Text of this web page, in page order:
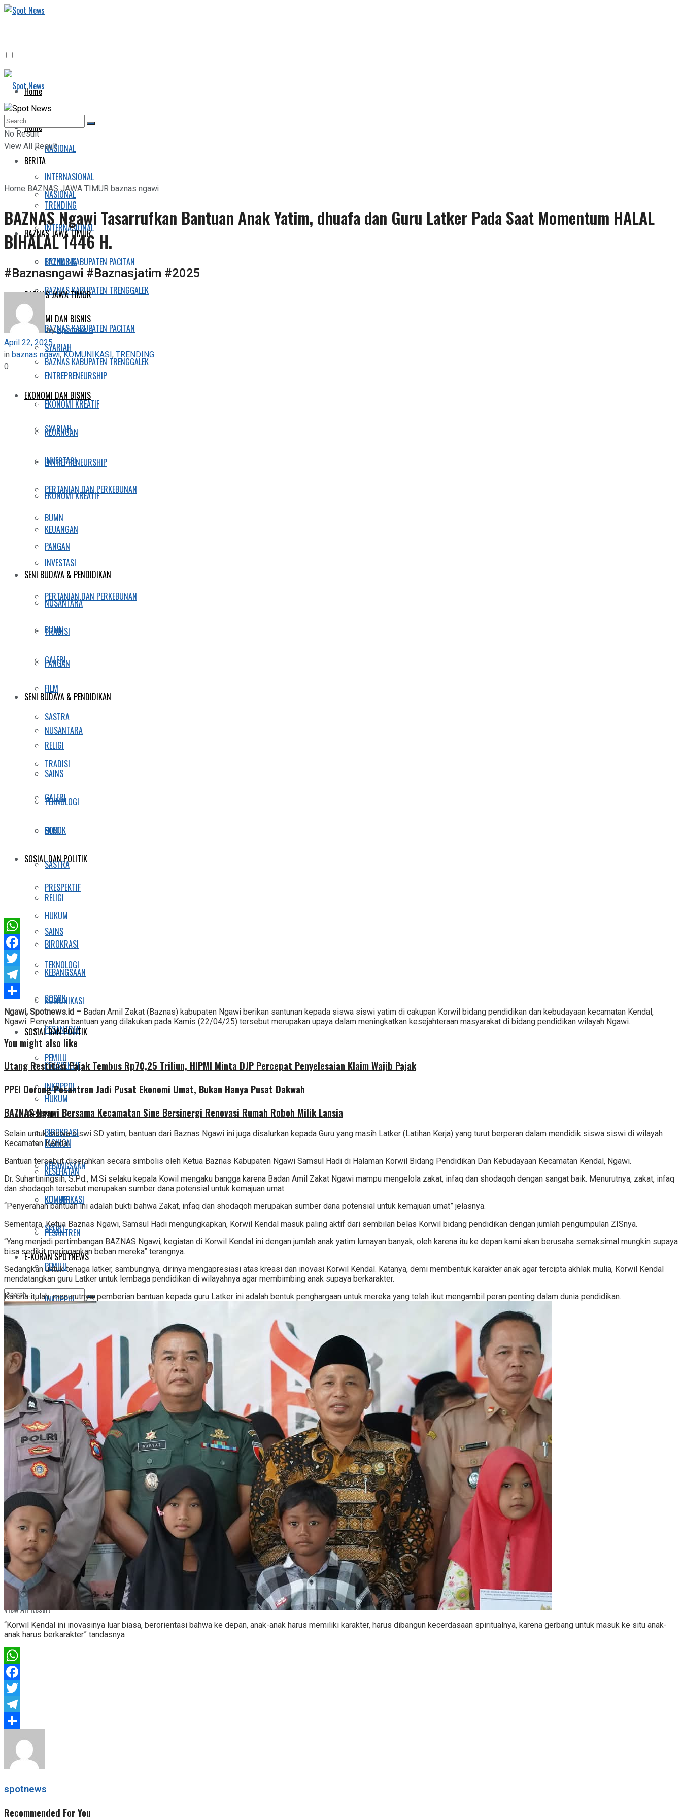
Home
BERITA
NASIONAL
INTERNASIONAL
TRENDING
BAZNAS JAWA TIMUR
BAZNAS KABUPATEN PACITAN
BAZNAS KABUPATEN TRENGGALEK
EKONOMI DAN BISNIS
SYARIAH
ENTREPRENEURSHIP
EKONOMI KREATIF
KEUANGAN
INVESTASI
PERTANIAN DAN PERKEBUNAN
BUMN
PANGAN
SENI BUDAYA & PENDIDIKAN
NUSANTARA
TRADISI
GALERI
FILM
SASTRA
RELIGI
SAINS
TEKNOLOGI
SOSOK
SOSIAL DAN POLITIK
PRESPEKTIF
HUKUM
BIROKRASI
KEBANGSAAN
KOMUNIKASI
PESANTREN
PEMILU
INKOPPOL
LIFESTYLE
FASHION
KESEHATAN
KULINER
SPORT
E-KORAN SPOTNEWS
No Result
View All Result
Home
BERITA
NASIONAL
INTERNASIONAL
TRENDING
BAZNAS JAWA TIMUR
BAZNAS KABUPATEN PACITAN
BAZNAS KABUPATEN TRENGGALEK
EKONOMI DAN BISNIS
SYARIAH
ENTREPRENEURSHIP
EKONOMI KREATIF
KEUANGAN
INVESTASI
PERTANIAN DAN PERKEBUNAN
BUMN
PANGAN
SENI BUDAYA & PENDIDIKAN
NUSANTARA
TRADISI
GALERI
FILM
SASTRA
RELIGI
SAINS
TEKNOLOGI
SOSOK
SOSIAL DAN POLITIK
PRESPEKTIF
HUKUM
BIROKRASI
KEBANGSAAN
KOMUNIKASI
PESANTREN
PEMILU
INKOPPOL
LIFESTYLE
KESEHATAN
KULINER
SPORT
E-KORAN SPOTNEWS
No Result
View All Result
No Result
View All Result
HomeBAZNAS JAWA TIMURbaznas ngawi
BAZNAS Ngawi Tasarrufkan Bantuan Anak Yatim, dhuafa dan Guru Latker Pada Saat Momentum HALAL
BIHALAL 1446 H.
#Baznasngawi #Baznasjatim #2025
byspotnews
April 22, 2025
inbaznas ngawi,KOMUNIKASI,TRENDING
0
WhatsApp
Facebook
Twitter
Telegram
Share
Ngawi, Spotnews.id – Badan Amil Zakat (Baznas) kabupaten Ngawi berikan santunan kepada siswa siswi yatim di cakupan Korwil bidang pendidikan dan kebudayaan kecamatan Kendal,
Ngawi. Penyaluran bantuan yang dilakukan pada Kamis (22/04/25) tersebut merupakan upaya dalam meningkatkan kesejahteraan masyarakat di bidang pendidikan wilayah Ngawi.
You might also like
Utang Restitusi Pajak Tembus Rp70,25 Triliun, HIPMI Minta DJP Percepat Penyelesaian Klaim Wajib Pajak
PPEI Dorong Pesantren Jadi Pusat Ekonomi Umat, Bukan Hanya Pusat Dakwah
BAZNAS Ngawi Bersama Kecamatan Sine Bersinergi Renovasi Rumah Roboh Milik Lansia
Selain untuk siswa siswi SD yatim, bantuan dari Baznas Ngawi ini juga disalurkan kepada Guru yang masih Latker (Latihan Kerja) yang turut berperan dalam mendidik siswa siswi di wilayah
Kecamatan Kendal.
Bantuan tersebut diserahkan secara simbolis oleh Ketua Baznas Kabupaten Ngawi Samsul Hadi di Halaman Korwil Bidang Pendidikan Dan Kebudayaan Kecamatan Kendal, Ngawi.
Dr. Suhartiningsih, S.Pd., M.Si selaku kepala Kowil mengaku bangga karena Badan Amil Zakat Ngawi mampu mengelola zakat, infaq dan shodaqoh dengan sangat baik. Menurutnya, zakat, infaq
dan shodaqoh tersebut merupakan sumber dana potensial untuk kemajuan umat.
“Penyerahan bantuan ini adalah bukti bahwa Zakat, infaq dan shodaqoh merupakan sumber dana potensial untuk kemajuan umat” jelasnya.
Sementara, Ketua Baznas Ngawi, Samsul Hadi mengungkapkan, Korwil Kendal masuk paling aktif dari sembilan belas Korwil bidang pendidikan dengan jumlah pengumpulan ZISnya.
“Yang menjadi pertimbangan BAZNAS Ngawi, kegiatan di Korwil Kendal ini dengan jumlah anak yatim lumayan banyak, oleh karena itu ke depan kami akan berusaha semaksimal mungkin supaya
bisa sedikit meringankan beban mereka” terangnya.
Sedangkan untuk tenaga latker, sambungnya, dirinya mengapresiasi atas kreasi dan inovasi Korwil Kendal. Katanya, demi membentuk karakter anak agar tercipta akhlak mulia, Korwil Kendal
mendatangkan guru Latker untuk lembaga pendidikan di wilayahnya agar membimbing anak supaya berkarakter.
Karena itulah, menurutnya, pemberian bantuan kepada guru Latker ini adalah bentuk penghargaan untuk mereka yang telah ikut mengambil peran penting dalam dunia pendidikan.
“Korwil Kendal ini inovasinya luar biasa, berorientasi bahwa ke depan, anak-anak harus memiliki karakter, harus dibangun kecerdasaan spiritualnya, karena gerbang untuk masuk ke situ anak-
anak harus berkarakter” tandasnya
WhatsApp
Facebook
Twitter
Telegram
spotnews
Recommended For You